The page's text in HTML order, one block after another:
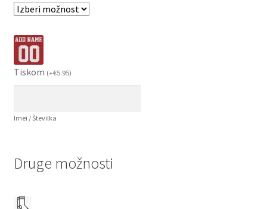
Tiskom (+€5.95)
Imei / Številka
Druge možnosti